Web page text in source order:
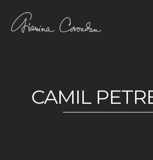
CAMIL